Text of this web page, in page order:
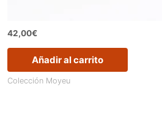
42,00€
Añadir al carrito
Colección Moyeu